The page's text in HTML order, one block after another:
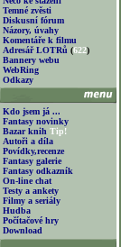
Temné zvěsti
Diskusní fórum
Názory, úvahy
Komentáře k filmu
Adresář LOTRů (622)
Bannery webu
WebRing
Odkazy
Kdo jsem já ...
Fantasy novinky
Bazar knih Tip!
Autoři a díla
Povídky,recenze
Fantasy galerie
Fantasy odkazník
On-line chat
Testy a ankety
Filmy a seriály
Hudba
Počítačové hry
Download